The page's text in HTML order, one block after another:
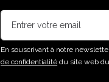
En souscrivant à notre
de confidentialité du site web